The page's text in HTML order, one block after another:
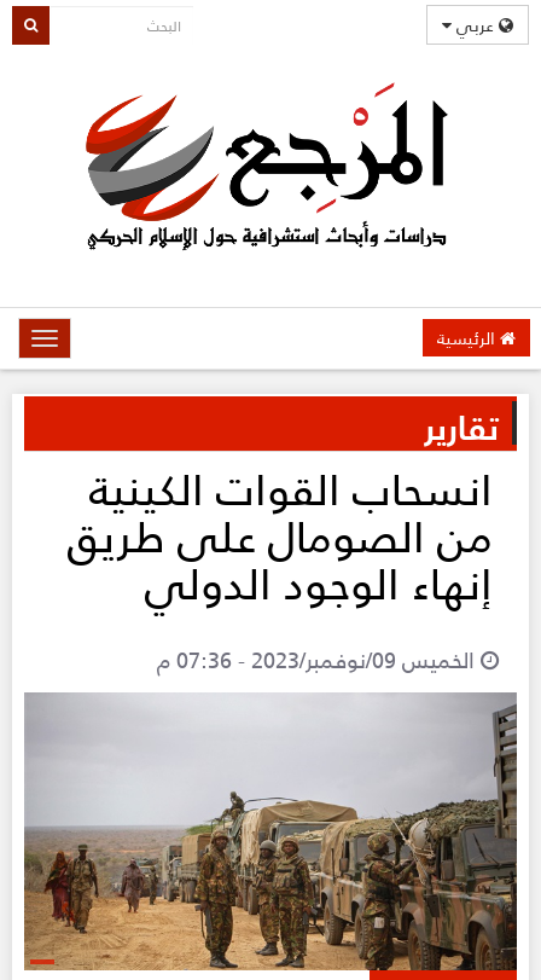
عربي
الرئيسية
تقارير
انسحاب القوات الكينية
من الصومال على طريق
إنهاء الوجود الدولي
الخميس 09/نوفمبر/2023 - 07:36 م